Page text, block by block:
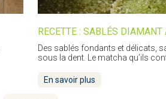
RECETTE : SABLÉS DIAMANT
Des sablés fondants et délicats,
sous la dent. Le matcha qu’ils
En savoir plus